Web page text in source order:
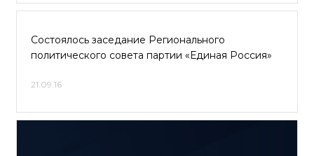
Состоялось заседание Регионального
политического совета партии «Единая Россия»
21.09.16